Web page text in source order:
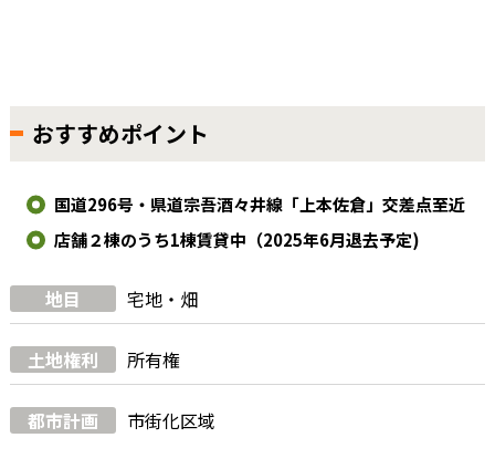
おすすめポイント
国道296号・県道宗吾酒々井線「上本佐倉」交差点至近
店舗２棟のうち1棟賃貸中（2025年6月退去予定)
地目 宅地・畑
土地権利 所有権
都市計画 市街化区域